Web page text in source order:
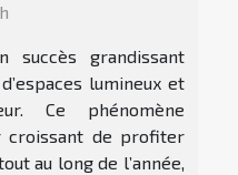
succès grandissant
lumineux et
Ce phénomène
croissant de profiter
au long de l’année,